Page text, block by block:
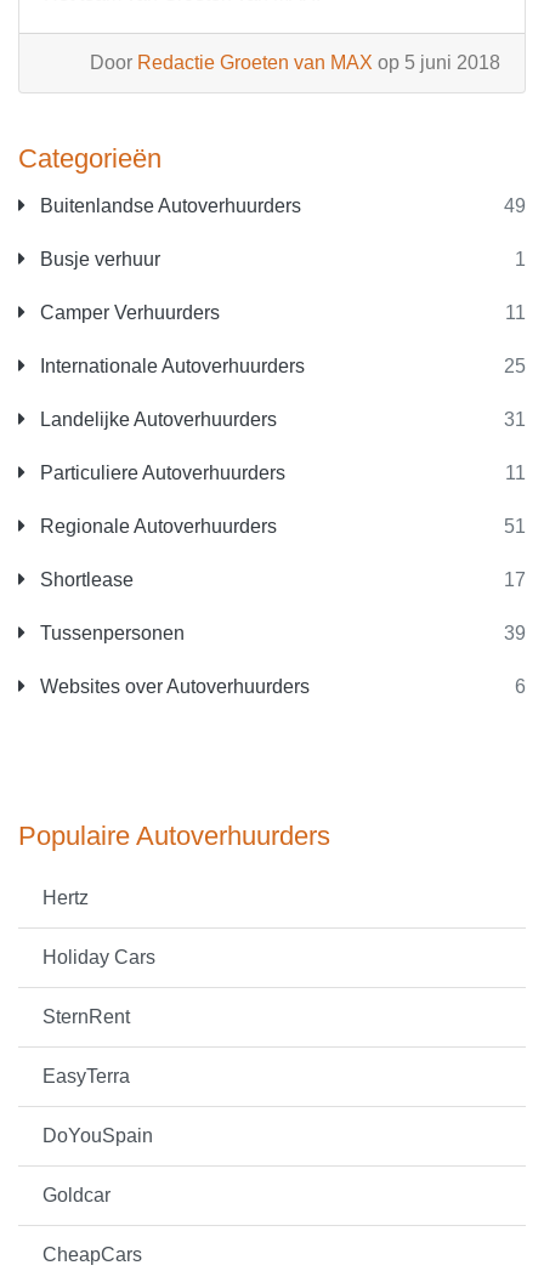
Categorieën
Buitenlandse Autoverhuurders 49
Busje verhuur 1
Camper Verhuurders 11
Internationale Autoverhuurders 25
Landelijke Autoverhuurders 31
Particuliere Autoverhuurders 11
Regionale Autoverhuurders 51
Shortlease 17
Tussenpersonen 39
Websites over Autoverhuurders 6
Populaire Autoverhuurders
Hertz
Holiday Cars
SternRent
EasyTerra
DoYouSpain
Goldcar
CheapCars
Door Redactie Groeten van MAX op 5 juni 2018